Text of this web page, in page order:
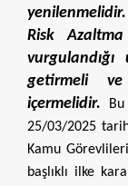
Risk
getirmeli
içermelidir.
25/03/2025
Kamu
başlıklı ilke